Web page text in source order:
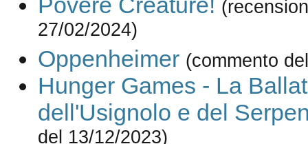
27/02/2024)
Oppenheimer (commento
Hunger Games - La
dell'Usignolo e del